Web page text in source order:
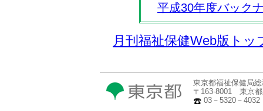
平成30年度バック
月刊福祉保健Web版トッ
東京都福祉保健局
〒163-8001 東京都
03－5320－